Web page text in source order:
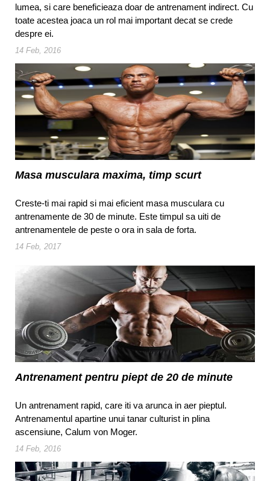
lumea, si care beneficieaza doar de antrenament indirect. Cu
toate acestea joaca un rol mai important decat se crede
despre ei.
14 Feb, 2016
Masa musculara maxima, timp scurt
Creste-ti mai rapid si mai eficient masa musculara cu
antrenamente de 30 de minute. Este timpul sa uiti de
antrenamentele de peste o ora in sala de forta.
14 Feb, 2017
Antrenament pentru piept de 20 de minute
Un antrenament rapid, care iti va arunca in aer pieptul.
Antrenamentul apartine unui tanar culturist in plina
ascensiune, Calum von Moger.
14 Feb, 2016